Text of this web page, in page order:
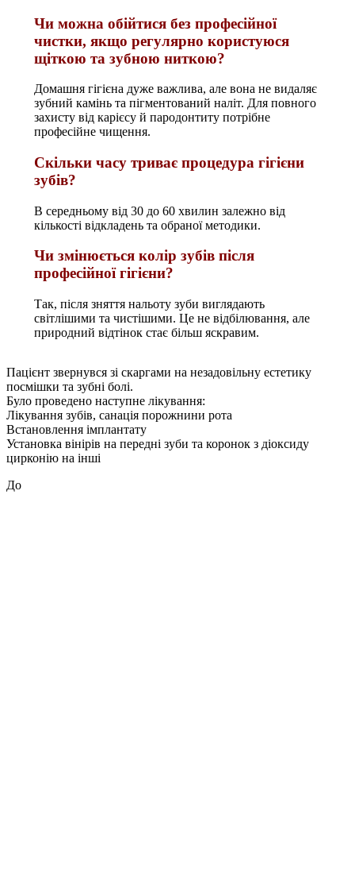
Чи можна обійтися без професійної
чистки, якщо регулярно користуюся
щіткою та зубною ниткою?
Домашня гігієна дуже важлива, але вона не видаляє
зубний камінь та пігментований наліт. Для повного
захисту від карієсу й пародонтиту потрібне
професійне чищення.
Скільки часу триває процедура гігієни
зубів?
В середньому від 30 до 60 хвилин залежно від
кількості відкладень та обраної методики.
Чи змінюється колір зубів після
професійної гігієни?
Так, після зняття нальоту зуби виглядають
світлішими та чистішими. Це не відбілювання, але
природний відтінок стає більш яскравим.
Пацієнт звернувся зі скаргами на незадовільну естетику
посмішки та зубні болі.
Було проведено наступне лікування:
Лікування зубів, санація порожнини рота
Встановлення імплантату
Установка вінірів на передні зуби та коронок з діоксиду
цирконію на інші
До